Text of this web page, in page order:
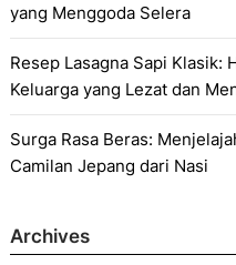
yang Menggoda Selera
Resep Lasagna Sapi Klasik:
Keluarga yang Lezat dan
Surga Rasa Beras:
Camilan Jepang dari Nasi
Archives